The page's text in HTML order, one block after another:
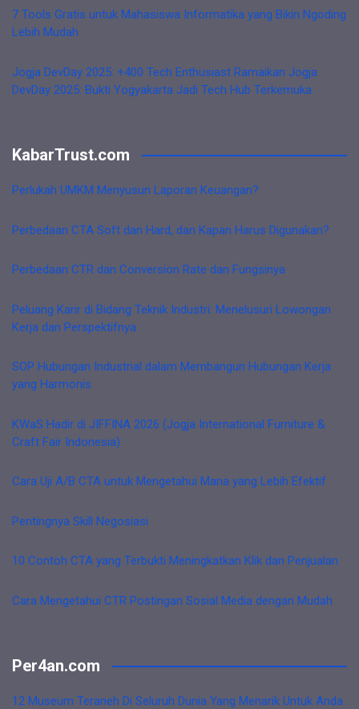
7 Tools Gratis untuk Mahasiswa Informatika yang Bikin Ngoding
Lebih Mudah
Jogja DevDay 2025: +400 Tech Enthusiast Ramaikan Jogja
DevDay 2025: Bukti Yogyakarta Jadi Tech Hub Terkemuka
KabarTrust.com
Perlukah UMKM Menyusun Laporan Keuangan?
Perbedaan CTA Soft dan Hard, dan Kapan Harus Digunakan?
Perbedaan CTR dan Conversion Rate dan Fungsinya
Peluang Karir di Bidang Teknik Industri: Menelusuri Lowongan
Kerja dan Perspektifnya
SOP Hubungan Industrial dalam Membangun Hubungan Kerja
yang Harmonis
KWaS Hadir di JIFFINA 2026 (Jogja International Furniture &
Craft Fair Indonesia)
Cara Uji A/B CTA untuk Mengetahui Mana yang Lebih Efektif
Pentingnya Skill Negosiasi
10 Contoh CTA yang Terbukti Meningkatkan Klik dan Penjualan
Cara Mengetahui CTR Postingan Sosial Media dengan Mudah
Per4an.com
12 Museum Teraneh Di Seluruh Dunia Yang Menarik Untuk Anda